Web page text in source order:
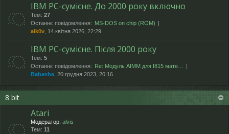
IBM PC-сумісне. До 2000 року включно
Тем: 27
Останнє повідомлення: MS-DOS on chip (ROM)
alk0v , 14 квітня 2026, 22:29
IBM PC-сумісне. Після 2000 року
Тем: 5
Останнє повідомлення:
Re: Модуль AIMM для I815 мате…
Babasha , 20 грудня 2023, 20:16
8 bit
Atari
Модератор: alvis
Тем: 11